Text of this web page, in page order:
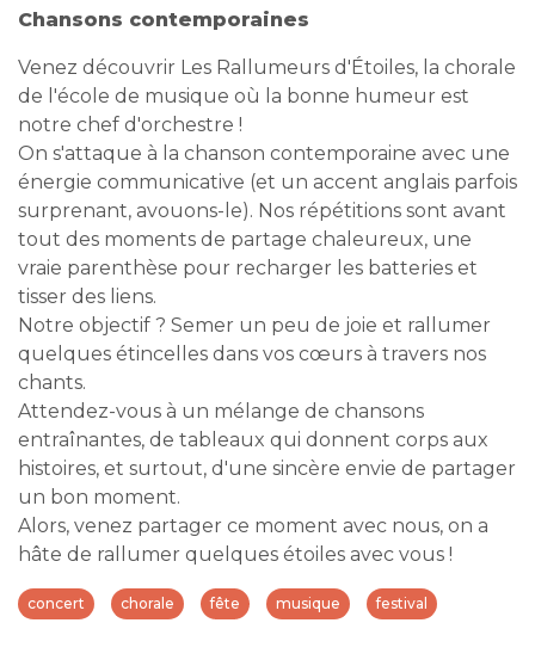
Chansons contemporaines
Venez découvrir Les Rallumeurs d'Étoiles, la chorale
de l'école de musique où la bonne humeur est
notre chef d'orchestre !
On s'attaque à la chanson contemporaine avec une
énergie communicative (et un accent anglais parfois
surprenant, avouons-le). Nos répétitions sont avant
tout des moments de partage chaleureux, une
vraie parenthèse pour recharger les batteries et
tisser des liens.
Notre objectif ? Semer un peu de joie et rallumer
quelques étincelles dans vos cœurs à travers nos
chants.
Attendez-vous à un mélange de chansons
entraînantes, de tableaux qui donnent corps aux
histoires, et surtout, d'une sincère envie de partager
un bon moment.
Alors, venez partager ce moment avec nous, on a
hâte de rallumer quelques étoiles avec vous !
concert chorale fête musique festival